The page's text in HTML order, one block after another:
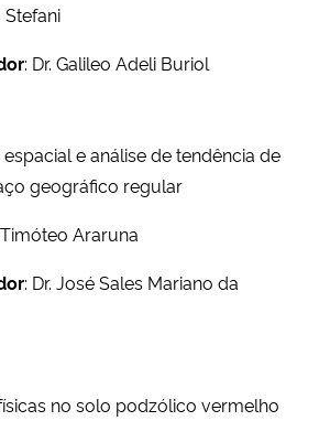
Stefani
: Dr. Galileo Adeli Buriol
e análise de tendência de
geográfico regular
Araruna
: Dr. José Sales Mariano da
no solo podzólico vermelho